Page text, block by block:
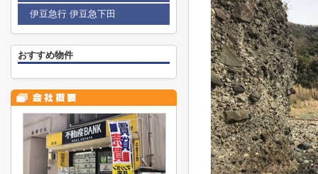
伊豆急行 伊豆急下田
おすすめ物件